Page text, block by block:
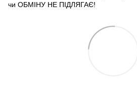
чи ОБМІНУ НЕ ПІДЛЯГАЄ!